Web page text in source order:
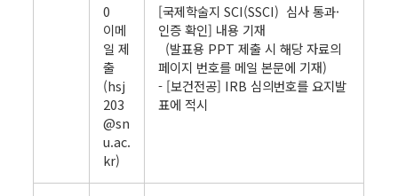
0
이메
일 제
출
(hsj
203
@sn
u.ac.
kr)
[국제학술지 SCI(SSCI) 심사 통과·
인증 확인] 내용 기재
(발표용 PPT 제출 시 해당 자료의
페이지 번호를 메일 본문에 기재)
- [보건전공] IRB 심의번호를 요지발
표에 적시